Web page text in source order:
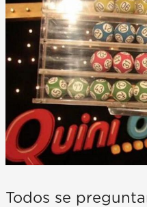
Todos se